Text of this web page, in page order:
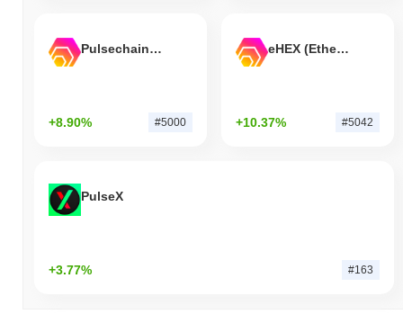
Pulsechain Bridged HEX (Pulsechain)
+8.90% #5000
eHEX (Ethereum)
+10.37% #5042
PulseX
+3.77% #163